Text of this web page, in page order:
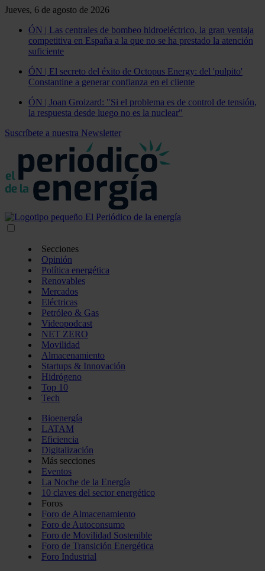
Jueves, 6 de agosto de 2026
ÓN | Las centrales de bombeo hidroeléctrico, la gran ventaja
competitiva en España a la que no se ha prestado la atención
suficiente
ÓN | El secreto del éxito de Octopus Energy: del 'pulpito'
Constantine a generar confianza en el cliente
ÓN | Joan Groizard: "Si el problema es de control de tensión,
la respuesta desde luego no es la nuclear"
Suscríbete a nuestra Newsletter
Secciones
Opinión
Política energética
Renovables
Mercados
Eléctricas
Petróleo & Gas
Videopodcast
NET ZERO
Movilidad
Almacenamiento
Startups & Innovación
Hidrógeno
Top 10
Tech
Bioenergía
LATAM
Eficiencia
Digitalización
Más secciones
Eventos
La Noche de la Energía
10 claves del sector energético
Foros
Foro de Almacenamiento
Foro de Autoconsumo
Foro de Movilidad Sostenible
Foro de Transición Energética
Foro Industrial